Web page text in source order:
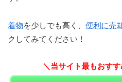
着物を少しでも高く、 便利に売
クしてみてください！
＼当サイト最もおす